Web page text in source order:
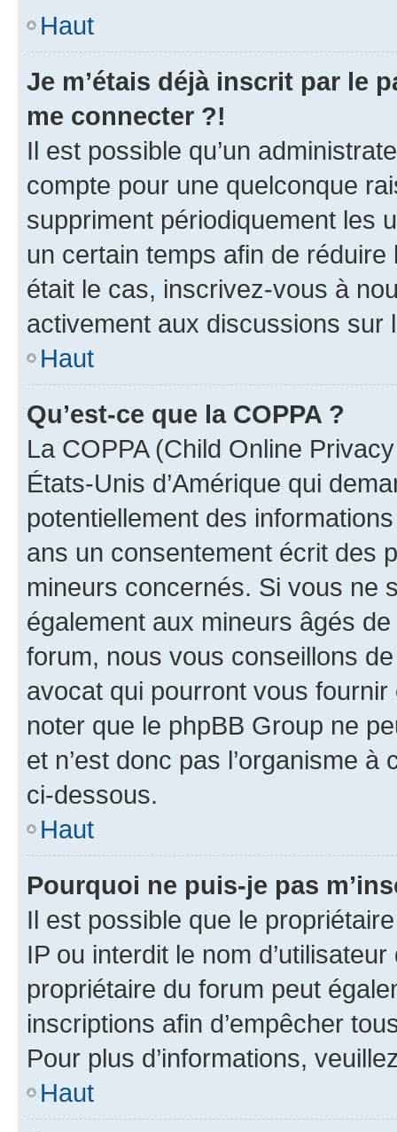
Haut
Je m’étais déjà inscrit par le
me connecter ?!
Il est possible qu’un
compte pour une quelconque
suppriment périodiquement les
un certain temps afin de
était le cas, inscrivez-vous à
activement aux discussions sur
Haut
Qu’est-ce que la COPPA ?
La COPPA (Child Online
États-Unis d’Amérique qui
potentiellement des
ans un consentement écrit des
mineurs concernés. Si vous ne
également aux mineurs âgés
forum, nous vous conseillons
avocat qui pourront vous
noter que le phpBB Group ne
et n’est donc pas l’organisme
ci-dessous.
Haut
Pourquoi ne puis-je pas
Il est possible que le
IP ou interdit le nom
propriétaire du forum peut
inscriptions afin d’empêcher
Pour plus d’informations,
Haut